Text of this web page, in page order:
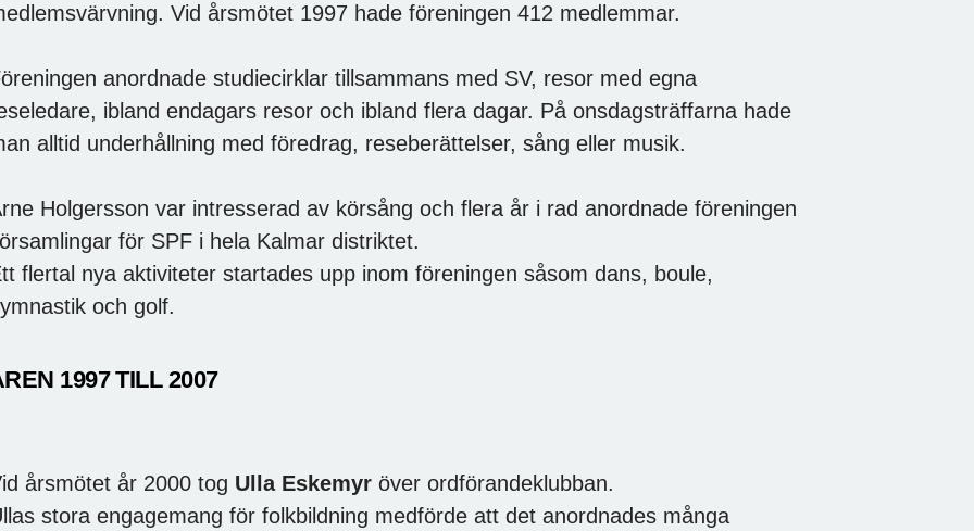
Vid årsmötet 1997 hade föreningen 412 medlemmar.
anordnade studiecirklar tillsammans med SV, resor med egna
ibland endagars resor och ibland flera dagar. På onsdagsträffarna hade
alltid underhållning med föredrag, reseberättelser, sång eller musik.
Holgersson var intresserad av körsång och flera år i rad anordnade föreningen
för SPF i hela Kalmar distriktet.
flertal nya aktiviteter startades upp inom föreningen såsom dans, boule,
och golf.
1997 TILL 2007
årsmötet år 2000 tog Ulla Eskemyr över ordförandeklubban.
stora engagemang för folkbildning medförde att det anordnades många